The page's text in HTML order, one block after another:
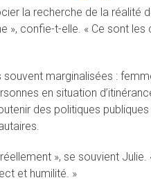
la recherche de la réalité
confie-t-elle. « Ce sont
marginalisées :
en situation
des politiques
», se souvient
et humilité. »